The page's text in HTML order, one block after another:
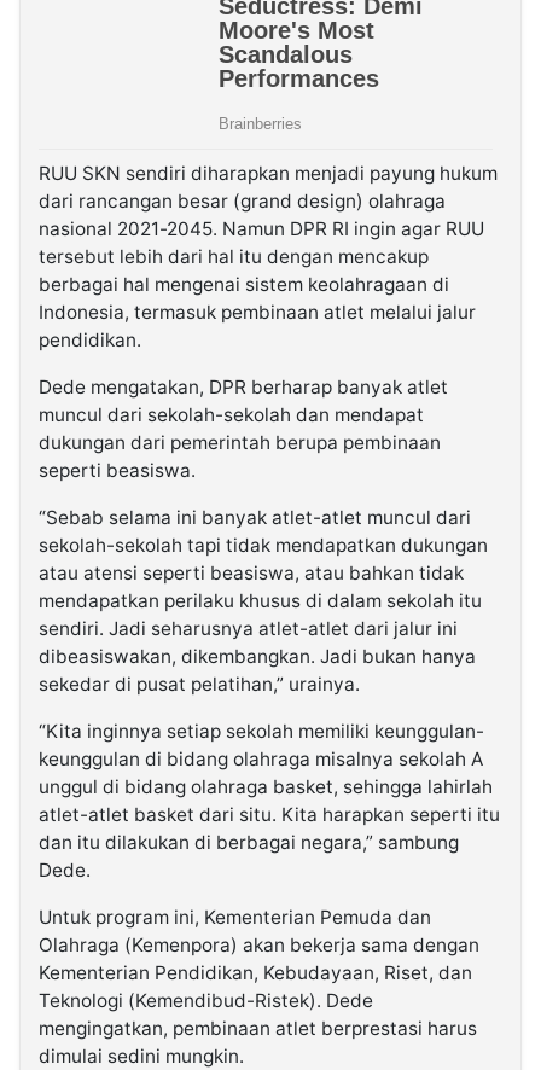
RUU SKN sendiri diharapkan menjadi payung hukum
dari rancangan besar (grand design) olahraga
nasional 2021-2045. Namun DPR RI ingin agar RUU
tersebut lebih dari hal itu dengan mencakup
berbagai hal mengenai sistem keolahragaan di
Indonesia, termasuk pembinaan atlet melalui jalur
pendidikan.
Dede mengatakan, DPR berharap banyak atlet
muncul dari sekolah-sekolah dan mendapat
dukungan dari pemerintah berupa pembinaan
seperti beasiswa.
“Sebab selama ini banyak atlet-atlet muncul dari
sekolah-sekolah tapi tidak mendapatkan dukungan
atau atensi seperti beasiswa, atau bahkan tidak
mendapatkan perilaku khusus di dalam sekolah itu
sendiri. Jadi seharusnya atlet-atlet dari jalur ini
dibeasiswakan, dikembangkan. Jadi bukan hanya
sekedar di pusat pelatihan,” urainya.
“Kita inginnya setiap sekolah memiliki keunggulan-
keunggulan di bidang olahraga misalnya sekolah A
unggul di bidang olahraga basket, sehingga lahirlah
atlet-atlet basket dari situ. Kita harapkan seperti itu
dan itu dilakukan di berbagai negara,” sambung
Dede.
Untuk program ini, Kementerian Pemuda dan
Olahraga (Kemenpora) akan bekerja sama dengan
Kementerian Pendidikan, Kebudayaan, Riset, dan
Teknologi (Kemendibud-Ristek). Dede
mengingatkan, pembinaan atlet berprestasi harus
dimulai sedini mungkin.